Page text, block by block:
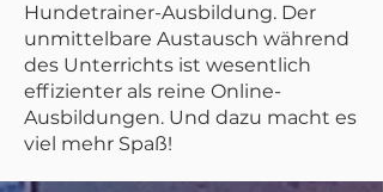
Hundetrainer-Ausbildung. Der
unmittelbare Austausch während
des Unterrichts ist wesentlich
effizienter als reine Online-
Ausbildungen. Und dazu macht es
viel mehr Spaß!